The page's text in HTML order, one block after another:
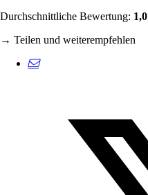
Durchschnittliche Bewertung: 1,0
→ Teilen und weiterempfehlen